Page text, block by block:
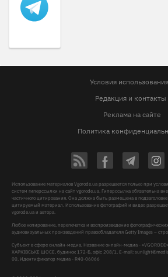
Условия использования
Редакция и контакты
Реклама на сайте
Политика
Использование материалов Vgorode.ua разрешается только при
систем гиперссылки на сайт vgorode.ua. Гиперссылка обязательна
частичного цитирования. Она должна быть размещена в
цитируемый материал. Использование фотографий и видео
vgorode.ua и автора.
Любое копирование, перепечатка и воспроизведение
аудиовизуальных произведений правообладателя Getty Images –
Субъект в сфере онлайн-медиа, Название онлайн-медиа -
ХАРКІВСЬКЕ ШОСЕ, будинок 172-Б, офіс 208/1, E-mail:
00, Идентификатор медиа - R40-06066